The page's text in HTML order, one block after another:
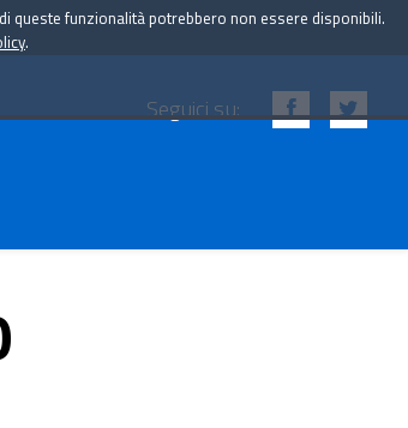
Seguici su:
queste funzionalità potrebbero non essere disponibili.
.